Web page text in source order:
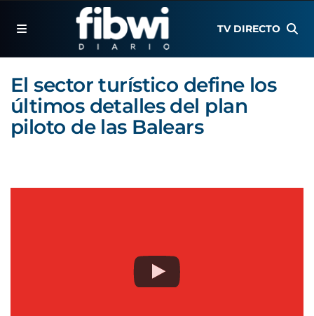
TV DIRECTO
El sector turístico define los
últimos detalles del plan
piloto de las Balears